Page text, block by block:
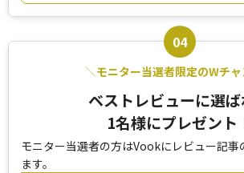
モニター当選者限定のWチャ
ベストレビューに選
1名様にプレゼント
モニター当選者の方はVookにレビュー記事
ます。